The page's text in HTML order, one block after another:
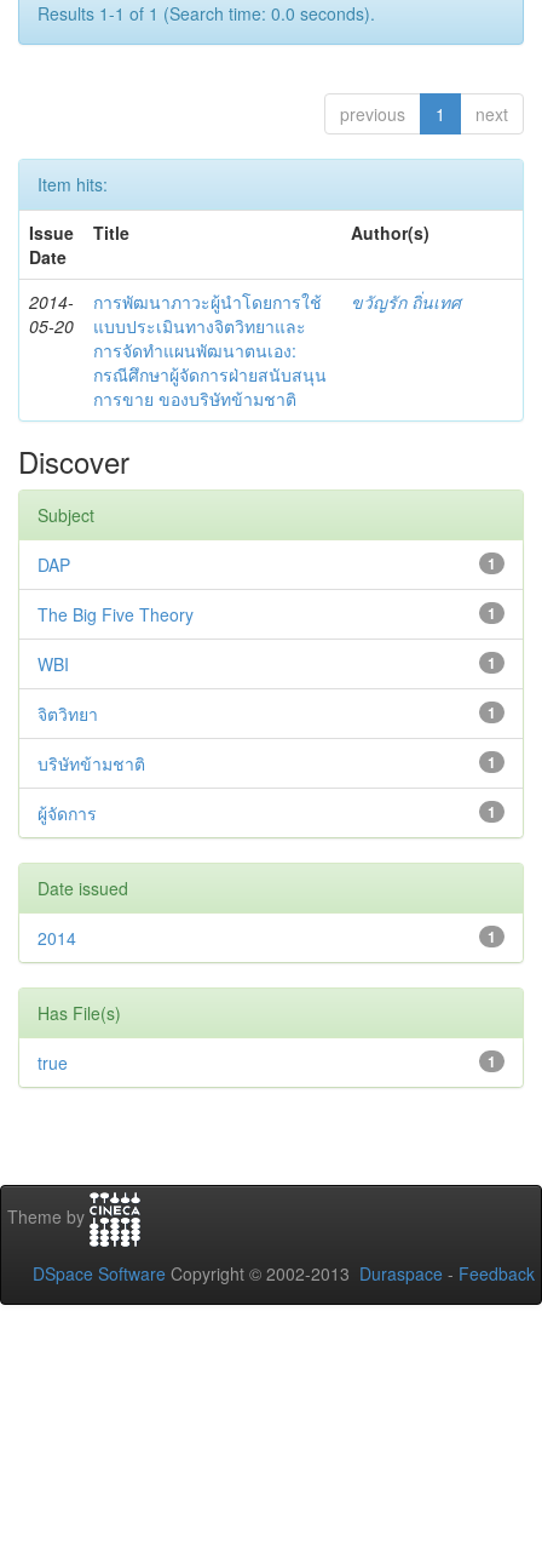
Results 1-1 of 1 (Search time: 0.0 seconds).
previous 1 next
Item hits:
Issue
Date
Title Author(s)
2014-
05-20
การพัฒนาภาวะผู้นำโดยการใช้
แบบประเมินทางจิตวิทยาและ
การจัดทำแผนพัฒนาตนเอง:
กรณีศึกษาผู้จัดการฝ่ายสนับสนุน
การขาย ของบริษัทข้ามชาติ
ขวัญรัก ถิ่นเทศ
Discover
Subject
1
DAP
1
The Big Five Theory
1
WBI
1
จิตวิทยา
1
บริษัทข้ามชาติ
1
ผู้จัดการ
Date issued
1
2014
Has File(s)
1
true
Theme by
DSpace Software Copyright © 2002-2013 Duraspace - Feedback